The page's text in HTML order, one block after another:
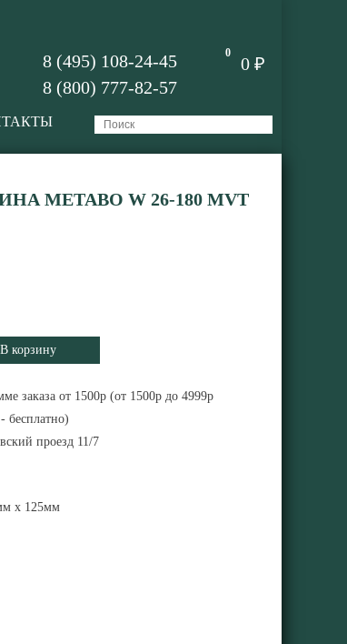
0
0 ₽
8 (495) 108-24-45
8 (800) 777-82-57
W 26-180 MVT
заказа от 1500р (от 1500р до 4999р
бесплатно)
проезд 11/7
x 125мм